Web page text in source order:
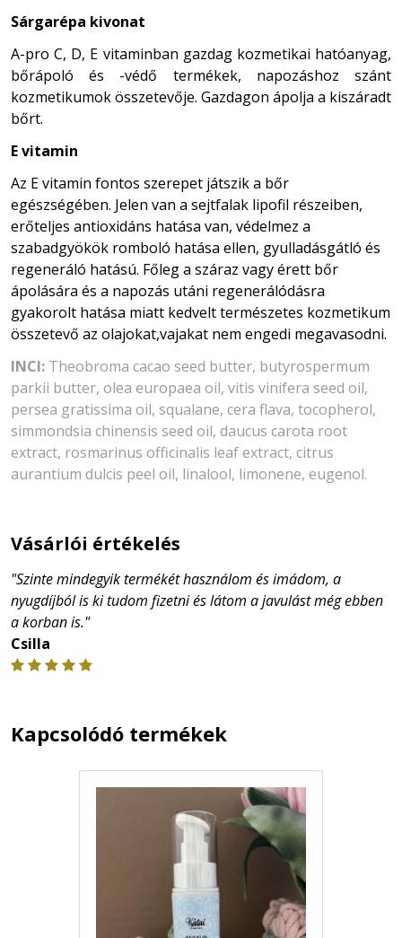
Sárgarépa kivonat
A-pro C, D, E vitaminban gazdag kozmetikai hatóanyag,
bőrápoló és -védő termékek, napozáshoz szánt
kozmetikumok összetevője. Gazdagon ápolja a kiszáradt
bőrt.
E vitamin
Az E vitamin fontos szerepet játszik a bőr
egészségében. Jelen van a sejtfalak lipofil részeiben,
erőteljes antioxidáns hatása van, védelmez a
szabadgyökök romboló hatása ellen, gyulladásgátló és
regeneráló hatású. Főleg a száraz vagy érett bőr
ápolására és a napozás utáni regenerálódásra
gyakorolt hatása miatt kedvelt természetes kozmetikum
összetevő az olajokat,vajakat nem engedi megavasodni.
INCI: Theobroma cacao seed butter, butyrospermum
parkii butter, olea europaea oil, vitis vinifera seed oil,
persea gratissima oil, squalane, cera flava, tocopherol,
simmondsia chinensis seed oil, daucus carota root
extract, rosmarinus officinalis leaf extract, citrus
aurantium dulcis peel oil, linalool, limonene, eugenol.
Vásárlói értékelés
"Szinte mindegyik termékét használom és imádom, a
nyugdíjból is ki tudom fizetni és látom a javulást még ebben
a korban is."
Csilla
    
Kapcsolódó termékek